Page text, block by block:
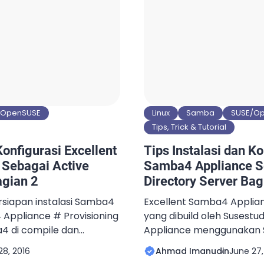
Excellent
Active
2
instalasi Samba4
# Provisioning
di compile dan
samba4 dan
Directory Server.
2016
Linux Samba
SUSE/
Tips, Trick & Tutorial
Tips Instalasi dan
Samba4 Appliance
Directory Server
Excellent Samba4
yang dibuild oleh
Appliance menggunakan
Server sebagai core
Samba4 Appliance
Ahmad ImanudinJune